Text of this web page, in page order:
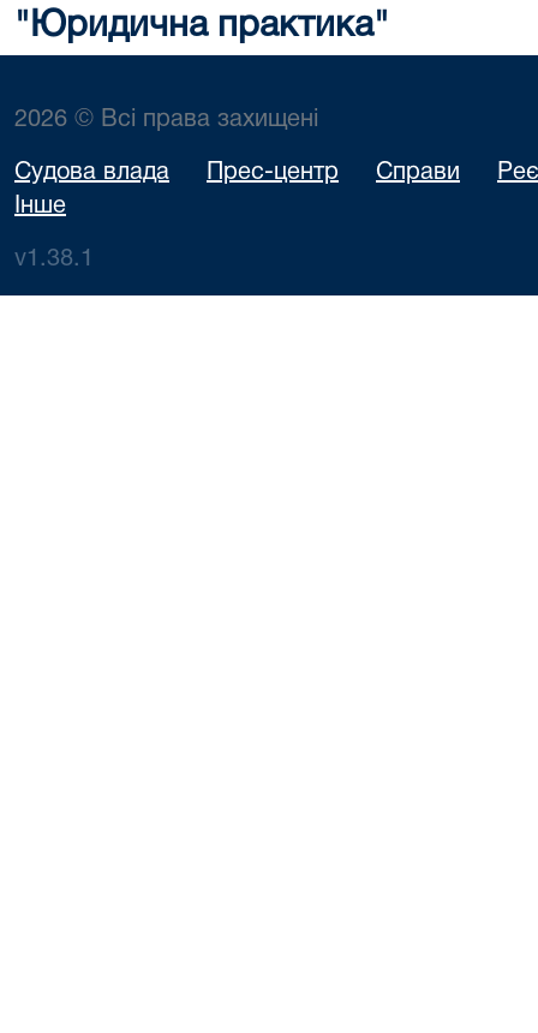
"Юридична практика"
2026 © Всі права захищені
Судова влада Прес-центр Справи
Інше
v1.38.1